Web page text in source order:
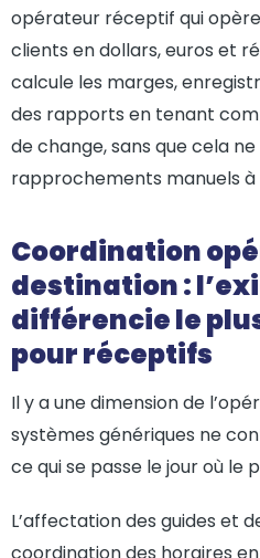
opérateur réceptif qui
clients en dollars, euros et
calcule les marges,
des rapports en tenant
de change, sans que cela
rapprochements manuels à
Coordination
destination :
différencie le
pour réceptifs
Il y a une dimension de
systèmes génériques ne
ce qui se passe le jour où le
L’affectation des guides et